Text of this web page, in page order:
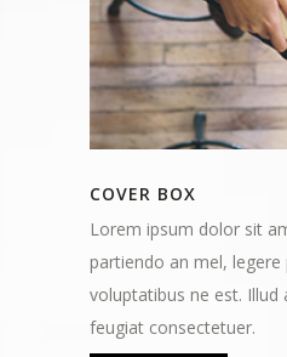
COVER BOX
Lorem ipsum dolor sit
partiendo an mel, legere
voluptatibus ne est. Illud
feugiat consectetuer.